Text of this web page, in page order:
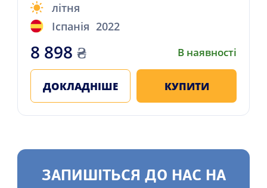
літня
Іспанія 2022
8 898 ₴ В наявності
ДОКЛАДНІШЕ КУПИТИ
ЗАПИШІТЬСЯ ДО НАС НА